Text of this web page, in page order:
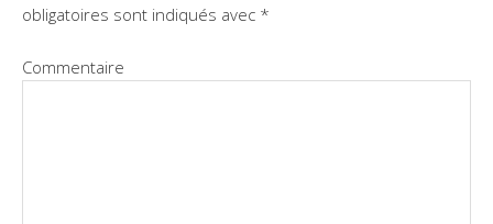
obligatoires sont indiqués avec *
Commentaire